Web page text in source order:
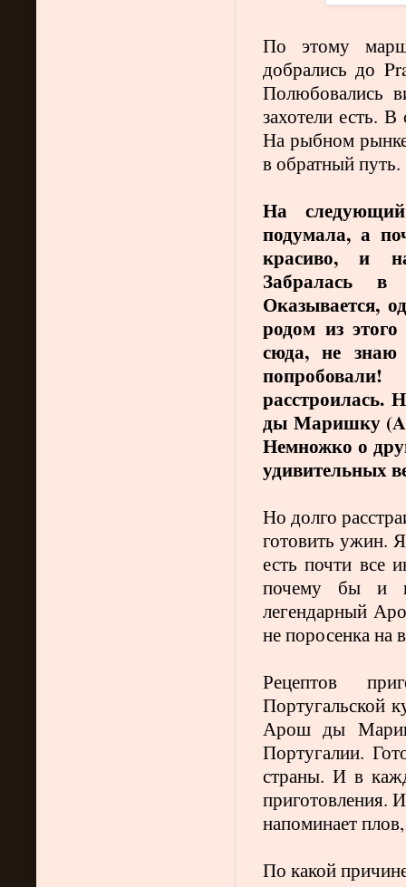
По этому
добрались до
Полюбовались
захотели есть.
На рыбном
в обратный путь.
На
подумала, а
красиво, и
Забралась
Оказывается,
родом из
сюда, не
расстроилась.
ды Маришку (
Немножко о
удивительных
Но долго
готовить ужин.
есть почти все
почему бы и
легендарный
не поросенка на
Рецептов
Португальской
Арош ды
Португалии.
страны. И в
приготовления.
напоминает
По какой